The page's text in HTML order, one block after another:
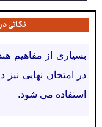
نکاتی
بسیاری از مفاهیم
در امتحان نهایی
استفاده می شود.